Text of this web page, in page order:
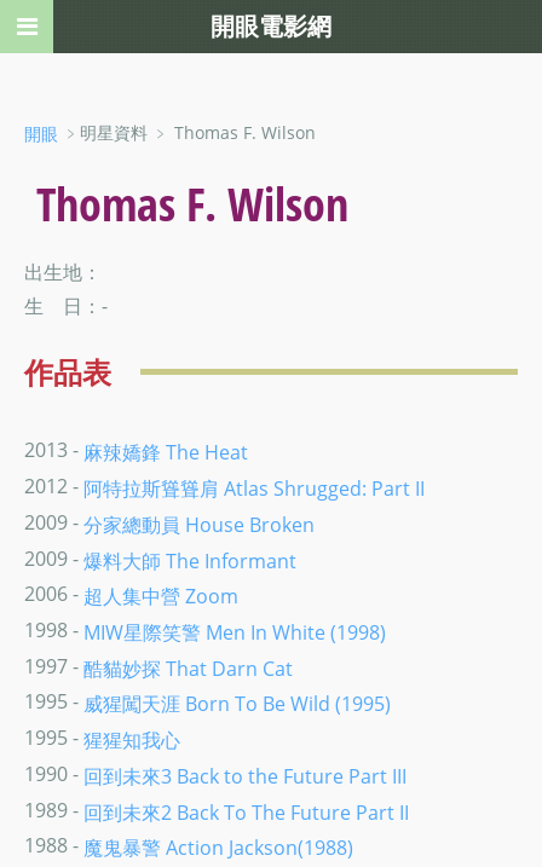
開眼 ﹥明星資料 ﹥ Thomas F. Wilson
Thomas F. Wilson
出生地：
生 日：-
作品表
2013 - 麻辣嬌鋒 The Heat
2012 - 阿特拉斯聳聳肩 Atlas Shrugged: Part II
2009 -分家總動員 House Broken
2009 -爆料大師 The Informant
2006 - 超人集中營 Zoom
1998 - MIW星際笑警 Men In White (1998)
1997 -酷貓妙探 That Darn Cat
1995 - 威猩闖天涯 Born To Be Wild (1995)
1995 -猩猩知我心
1990 - 回到未來3 Back to the Future Part III
1989 - 回到未來2 Back To The Future Part II
1988 - 魔鬼暴警 Action Jackson(1988)
開眼電影網